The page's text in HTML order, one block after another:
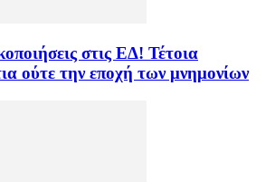
στις ΕΔ! Τέτοια
ούτε την εποχή των μνημονίων